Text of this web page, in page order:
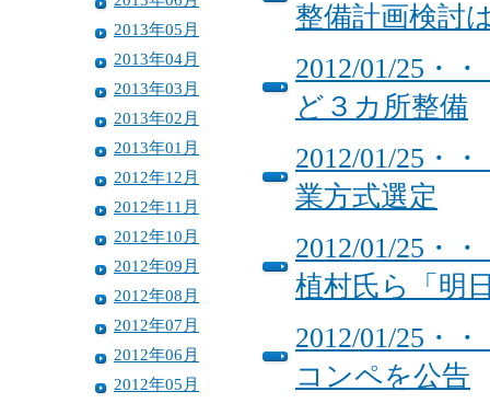
2013年05月
2013年04月
2013年03月
2013年02月
2013年01月
2012年12月
2012年11月
2012年10月
2012年09月
2012年08月
2012年07月
2012年06月
2012年05月
整備計画検討
2012/01/25・
ど３カ所整備
2012/01/25・
業方式選定
2012/01/25・
植村氏ら「明
2012/01/25・
コンペを公告